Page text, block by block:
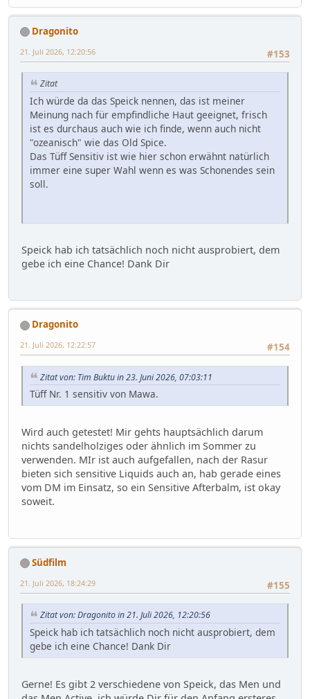
Dragonito
#153
21. Juli 2026, 12:20:56
Zitat
Ich würde da das Speick nennen, das ist meiner
Meinung nach für empfindliche Haut geeignet, frisch
ist es durchaus auch wie ich finde, wenn auch nicht
"ozeanisch" wie das Old Spice.
Das Tüff Sensitiv ist wie hier schon erwähnt natürlich
immer eine super Wahl wenn es was Schonendes sein
soll.
Speick hab ich tatsächlich noch nicht ausprobiert, dem
gebe ich eine Chance! Dank Dir
Dragonito
#154
21. Juli 2026, 12:22:57
Zitat von: Tim Buktu in 23. Juni 2026, 07:03:11
Tüff Nr. 1 sensitiv von Mawa.
Wird auch getestet! Mir gehts hauptsächlich darum
nichts sandelholziges oder ähnlich im Sommer zu
verwenden. MIr ist auch aufgefallen, nach der Rasur
bieten sich sensitive Liquids auch an, hab gerade eines
vom DM im Einsatz, so ein Sensitive Afterbalm, ist okay
soweit.
Südfilm
#155
21. Juli 2026, 18:24:29
Zitat von: Dragonito in 21. Juli 2026, 12:20:56
Speick hab ich tatsächlich noch nicht ausprobiert, dem
gebe ich eine Chance! Dank Dir
Gerne! Es gibt 2 verschiedene von Speick, das Men und